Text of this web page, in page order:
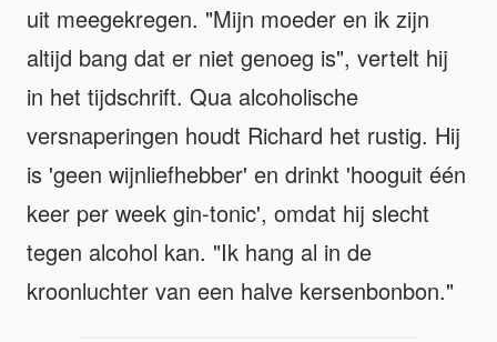
uit meegekregen. "Mijn moeder en ik zijn
altijd bang dat er niet genoeg is", vertelt hij
in het tijdschrift. Qua alcoholische
versnaperingen houdt Richard het rustig. Hij
is 'geen wijnliefhebber' en drinkt 'hooguit één
keer per week gin-tonic', omdat hij slecht
tegen alcohol kan. "Ik hang al in de
kroonluchter van een halve kersenbonbon."